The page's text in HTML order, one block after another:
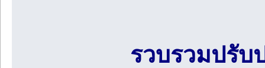
รวบรวมปรับ